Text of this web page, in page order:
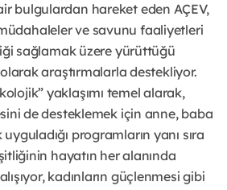
bulgulardan hareket eden AÇEV,
ve savunu faaliyetleri
sağlamak üzere yürüttüğü
olarak araştırmalarla destekliyor.
yaklaşımı temel alarak,
de desteklemek için anne, baba
programların yanı sıra
hayatın her alanında
kadınların güçlenmesi gibi